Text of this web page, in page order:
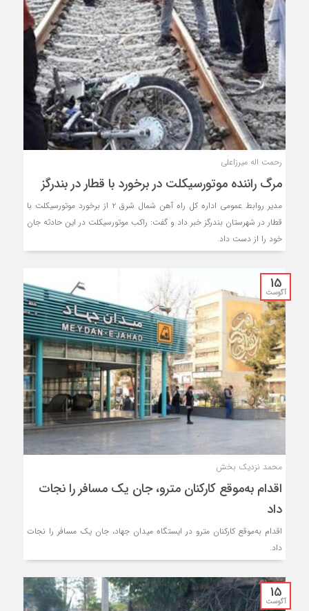
رحمت اله میرزاعلی
مرگ راننده موتورسیکلت در برخورد با قطار در بندرگز
مدیر روابط عمومی اداره کل راه آهن شمال شرق ۲ از برخورد موتورسیکلت با
قطار در شهرستان بندرگز خبر داد و گفت: راکب موتورسیکلت در این حادثه جان
خود را از دست داد.
15
آگوست
محمد نزدیک بخش
اقدام به‌موقع کارکنان مترو، جان یک مسافر را نجات
داد
اقدام به‌موقع کارکنان مترو در ایستگاه میدان جهاد، جان یک مسافر را نجات
داد.
15
آگوست